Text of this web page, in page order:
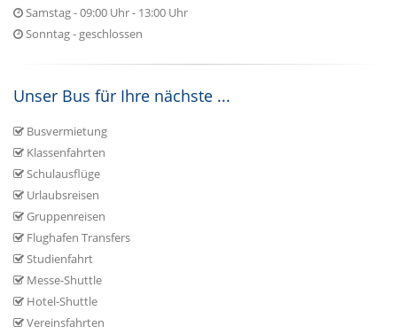
Samstag - 09:00 Uhr - 13:00 Uhr
Sonntag - geschlossen
Unser Bus für Ihre nächste ...
Busvermietung
Klassenfahrten
Schulausflüge
Urlaubsreisen
Gruppenreisen
Flughafen Transfers
Studienfahrt
Messe-Shuttle
Hotel-Shuttle
Vereinsfahrten